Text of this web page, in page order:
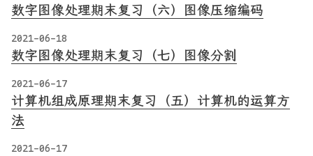
数字图像处理期末复习（六）图像压缩编码
2021-06-18
数字图像处理期末复习（七）图像分割
2021-06-17
计算机组成原理期末复习（五）计算机的运算方
法
2021-06-17